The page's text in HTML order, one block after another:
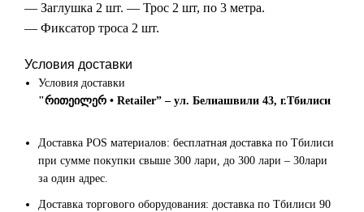
— Заглушка 2 шт. — Трос 2 шт, по 3 метра.
— Фиксатор троса 2 шт.
Условия доставки
Условия доставки
"რითეილერ • Retailer” – ул. Белиашвили 43, г.Тбилиси
Доставка POS материалов: бесплатная доставка по Тбилиси
при сумме покупки свыше 300 лари, до 300 лари – 30лари
за один адрес.
Доставка торгового оборудования: доставка по Тбилиси 90